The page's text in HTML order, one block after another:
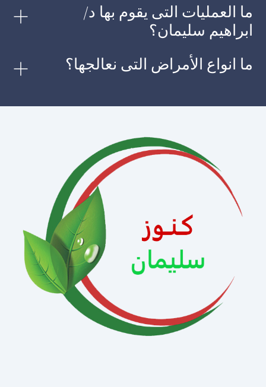
ما العمليات التى يقوم بها د/
ابراهيم سليمان؟
ما انواع الأمراض التى نعالجها؟